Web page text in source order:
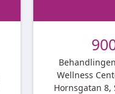
Wellness
Hornsgatan 8,